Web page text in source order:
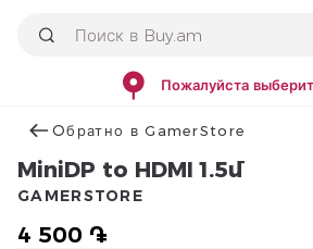
Пожалуйста
Օбратно в GamerStore
MiniDP to HDMI 1.5մ
4 500 ֏
GAMERSTORE